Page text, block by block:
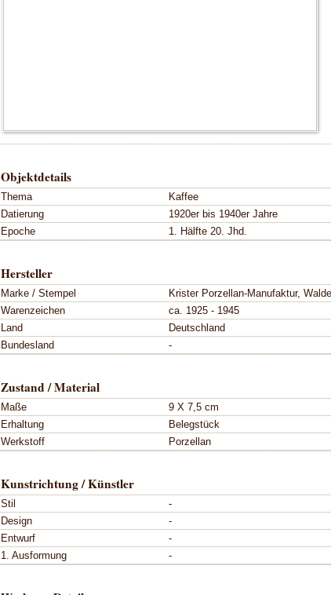
Objektdetails
Thema
Kaffee
Datierung
1920er bis 1940er Jahre
Epoche
1. Hälfte 20. Jhd.
Hersteller
Marke / Stempel
Krister Porzellan-Manufaktur,
Warenzeichen
ca. 1925 - 1945
Land
Deutschland
Bundesland
-
Zustand / Material
Maße
9 X 7,5 cm
Erhaltung
Belegstück
Werkstoff
Porzellan
Kunstrichtung / Künstler
Stil
-
Design
-
Entwurf
-
1. Ausformung
-